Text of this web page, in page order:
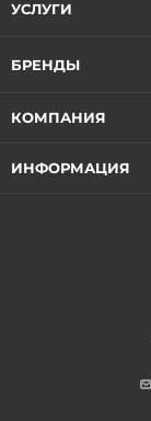
УСЛУГИ
БРЕНДЫ
КОМПАНИЯ
ИНФОРМАЦИЯ